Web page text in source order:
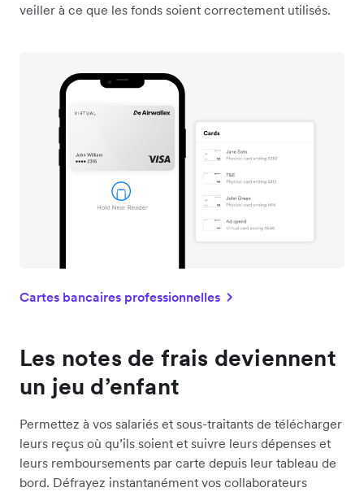
veiller à ce que les fonds soient correctement utilisés.
Cartes bancaires professionnelles
Les notes de frais deviennent
un jeu d’enfant
Permettez à vos salariés et sous-traitants de télécharger
leurs reçus où qu’ils soient et suivre leurs dépenses et
leurs remboursements par carte depuis leur tableau de
bord. Défrayez instantanément vos collaborateurs